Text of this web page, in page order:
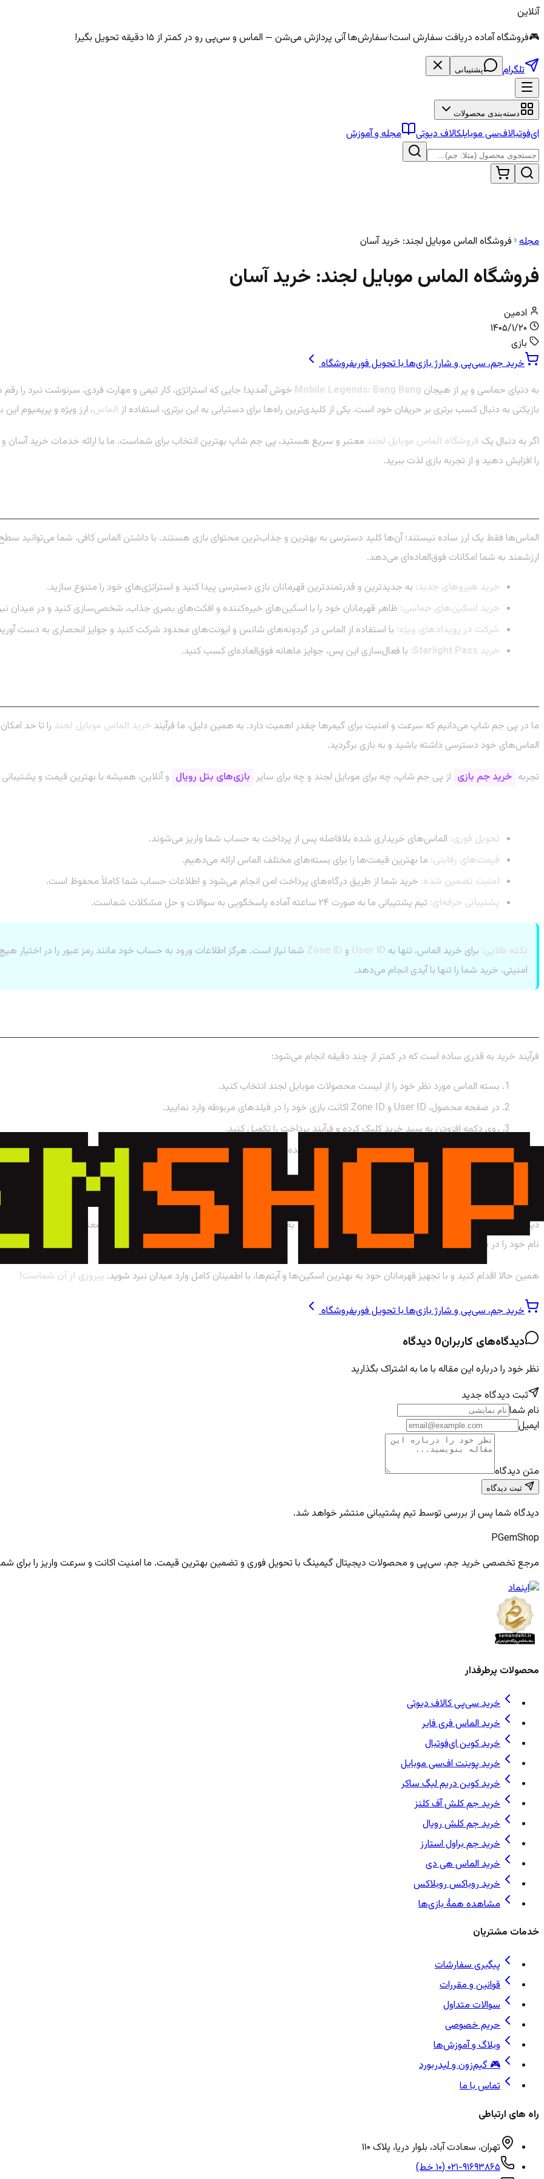
آنلاین
🎮فروشگاه آماده دریافت سفارش است!·سفارش‌ها آنی پردازش می‌شن — الماس و سی‌پی رو در کمتر از ۱۵ دقیقه تحویل بگیر!
تلگرام پشتیبانی
دسته‌بندی محصولات
ای‌فوتبالاف‌سی موبایلکالاف دیوتی مجله و آموزش
مجله فروشگاه الماس موبایل لجند: خرید آسان
فروشگاه الماس موبایل لجند: خرید آسان
ادمین
۱۴۰۵/۱/۲۰
بازی
خرید جم، سی‌پی و شارژ بازی‌ها با تحویل فوریفروشگاه
به دنیای حماسی و پر از هیجان Mobile Legends: Bang Bang خوش آمدید! جایی که استراتژی، کار تیمی و مهارت فردی، سرنوشت نبرد را
بازیکنی به دنبال کسب برتری بر حریفان خود است. یکی از کلیدی‌ترین راه‌ها برای دستیابی به این برتری، استفاده از الماس، ارز ویژه و پریمیوم
اگر به دنبال یک فروشگاه الماس موبایل لجند معتبر و سریع هستید، پی جم شاپ بهترین انتخاب برای شماست. ما با ارائه خدمات خرید آسان
را افزایش دهید و از تجربه بازی لذت ببرید.
الماس‌ها فقط یک ارز ساده نیستند؛ آن‌ها کلید دسترسی به بهترین و جذاب‌ترین محتوای بازی هستند. با داشتن الماس کافی، شما می‌توانید سطح
ارزشمند به شما امکانات فوق‌العاده‌ای می‌دهد.
خرید هیروهای جدید: به جدیدترین و قدرتمندترین قهرمانان بازی دسترسی پیدا کنید و استراتژی‌های خود را متنوع سازید.
خرید اسکین‌های حماسی: ظاهر قهرمانان خود را با اسکین‌های خیره‌کننده و افکت‌های بصری جذاب، شخصی‌سازی کنید و در میدان
شرکت در رویدادهای ویژه: با استفاده از الماس در گردونه‌های شانس و ایونت‌های محدود شرکت کنید و جوایز انحصاری به دست
خرید Starlight Pass:
با فعال‌سازی این پس، جوایز ماهانه فوق‌العاده‌ای کسب کنید.
ما در پی جم شاپ می‌دانیم که سرعت و امنیت برای گیمرها چقدر اهمیت دارد. به همین دلیل، ما فرآیند خرید الماس موبایل لجند را تا حد
الماس‌های خود دسترسی داشته باشید و به بازی برگردید.
تجربه خرید جم بازی از پی جم شاپ، چه برای موبایل لجند و چه برای سایر بازی‌های بتل رویال و آنلاین، همیشه با بهترین قیمت و
تحویل فوری: الماس‌های خریداری شده بلافاصله پس از پرداخت به حساب شما واریز می‌شوند.
قیمت‌های رقابتی: ما بهترین قیمت‌ها را برای بسته‌های مختلف الماس ارائه می‌دهیم.
امنیت تضمین شده: خرید شما از طریق درگاه‌های پرداخت امن انجام می‌شود و اطلاعات حساب شما کاملاً محفوظ است.
پشتیبانی حرفه‌ای: تیم پشتیبانی ما به صورت ۲۴ ساعته آماده پاسخگویی به سوالات و حل مشکلات شماست.
نکته طلایی: برای خرید الماس، تنها به User ID و Zone ID شما نیاز است. هرگز اطلاعات ورود به حساب خود مانند رمز عبور را در اختیار
امنیتی، خرید شما را تنها با آیدی انجام می‌دهد.
فرآیند خرید به قدری ساده است که در کمتر از چند دقیقه انجام می‌شود:
بسته الماس مورد نظر خود را از لیست محصولات موبایل لجند انتخاب کنید.
در صفحه محصول، User ID و Zone ID اکانت بازی خود را در فیلدهای مربوطه وارد نمایید.
روی دکمه افزودن به سبد خرید کلیک کرده و فرآیند پرداخت را تکمیل کنید.
تبریک! الماس‌ها به صورت آنی به حساب شما اضافه شده‌اند و آماده استفاده هستند.
جمع‌بندی: میدان نبرد در انتظار شماست!
دیگر زمان آن رسیده که قدرت واقعی خود را در دنیای موبایل لجند به نمایش بگذارید. با
از فروشگاه معتبر پی جم شاپ، به
نام خود را در میان لجندها ثبت نمایید.
همین حالا اقدام کنید و با تجهیز قهرمانان خود به بهترین اسکین‌ها و آیتم‌ها، با اطمینان کامل وارد میدان نبرد شوید. پیروزی از آن شماست!
خرید جم، سی‌پی و شارژ بازی‌ها با تحویل فوریفروشگاه
دیدگاه‌های کاربران0 دیدگاه
نظر خود را درباره این مقاله با ما به اشتراک بگذارید
ثبت دیدگاه جدید
نام شما
ایمیل
متن دیدگاه
ثبت دیدگاه
دیدگاه شما پس از بررسی توسط تیم پشتیبانی منتشر خواهد شد.
PGemShop
مرجع تخصصی خرید جم، سی‌پی و محصولات دیجیتال گیمینگ با تحویل فوری و تضمین بهترین قیمت. ما امنیت اکانت و سرعت واریز را برای
محصولات پرطرفدار
خرید سی‌پی کالاف دیوتی
خرید الماس فری فایر
خرید کوین ای‌فوتبال
خرید پوینت اف‌سی موبایل
خرید کوین دریم لیگ ساکر
خرید جم کلش آف کلنز
خرید جم کلش رویال
خرید جم براول استارز
خرید الماس هی دی
خرید روباکس روبلاکس
مشاهده همهٔ بازی‌ها
خدمات مشتریان
پیگیری سفارشات
قوانین و مقررات
سوالات متداول
حریم خصوصی
وبلاگ و آموزش‌ها
🎮 گیم‌زون و لیدربورد
تماس با ما
راه های ارتباطی
تهران، سعادت آباد، بلوار دریا، پلاک ۱۱۰
۰۲۱-۹۱۶۹۳۸۶۵ (۱۰ خط)